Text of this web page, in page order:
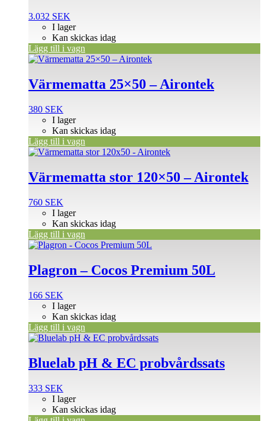
3.032 SEK
I lager
Kan skickas idag
Lägg till i vagn
Värmematta 25×50 – Airontek
380 SEK
I lager
Kan skickas idag
Lägg till i vagn
Värmematta stor 120×50 – Airontek
760 SEK
I lager
Kan skickas idag
Lägg till i vagn
Plagron – Cocos Premium 50L
166 SEK
I lager
Kan skickas idag
Lägg till i vagn
Bluelab pH & EC probvårdssats
333 SEK
I lager
Kan skickas idag